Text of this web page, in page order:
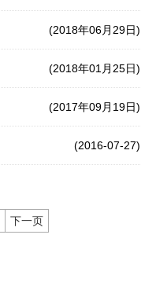
(2018年06月29日)
(2018年01月25日)
(2017年09月19日)
(2016-07-27)
下一页